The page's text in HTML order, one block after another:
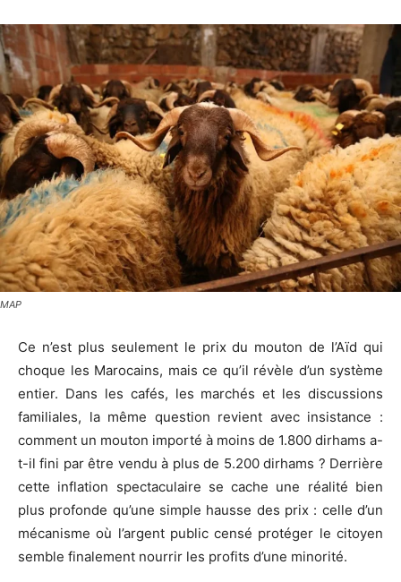
MAP
Ce n’est plus seulement le prix du mouton de l’Aïd qui
choque les Marocains, mais ce qu’il révèle d’un système
entier. Dans les cafés, les marchés et les discussions
familiales, la même question revient avec insistance :
comment un mouton importé à moins de 1.800 dirhams a-
t-il fini par être vendu à plus de 5.200 dirhams ? Derrière
cette inflation spectaculaire se cache une réalité bien
plus profonde qu’une simple hausse des prix : celle d’un
mécanisme où l’argent public censé protéger le citoyen
semble finalement nourrir les profits d’une minorité.